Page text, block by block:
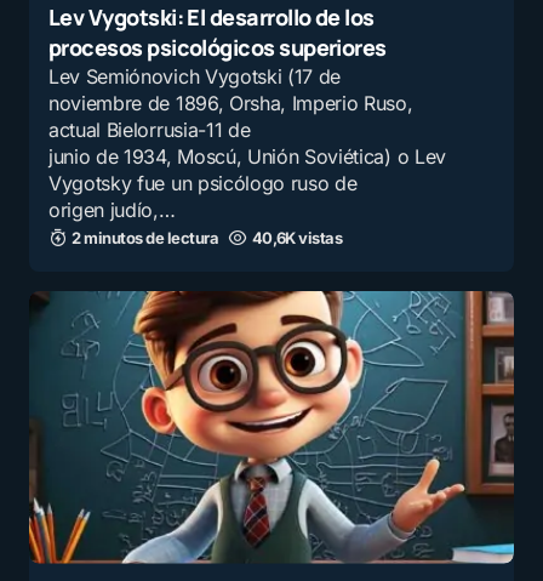
Lev Vygotski: El desarrollo de los
procesos psicológicos superiores
Lev Semiónovich Vygotski (17 de
noviembre de 1896, Orsha, Imperio Ruso,
actual Bielorrusia-11 de
junio de 1934, Moscú, Unión Soviética) o Lev
Vygotsky fue un psicólogo ruso de
origen judío,…
2 minutos de lectura 40,6K vistas